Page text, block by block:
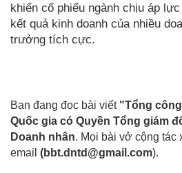
khiến cổ phiếu ngành chịu áp
kết quả kinh doanh của nhiều
trưởng tích cực.
Bạn đang đọc bài viết "Tổng
Quốc gia có Quyền Tổng giám
Doanh nhân. Mọi bài vở cộng tác
email (bbt.dntd@gmail.com).